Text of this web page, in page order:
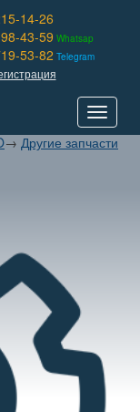
14-26
43-59 Whatsap
53-82 Telegram
Toggle
→ Другие запчасти